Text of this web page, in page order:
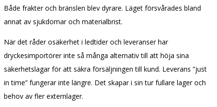
Både frakter och bränslen blev dyrare. Läget försvårades bland
annat av sjukdomar och materialbrist.
När det råder osäkerhet i ledtider och leveranser har
dryckesimportörer inte så många alternativ till att höja sina
säkerhetslagar för att säkra försäljningen till kund. Leverans ”just
in time” fungerar inte längre. Det skapar i sin tur fullare lager och
behov av flerexternlager.